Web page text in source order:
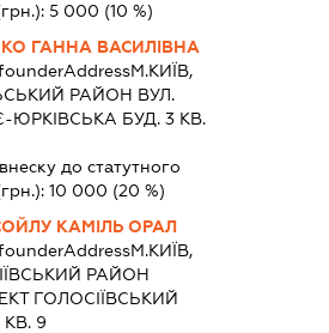
5 000 (10 %)
ГАННА ВАСИЛІВНА
М.КИЇВ,
РАЙОН ВУЛ.
БУД. 3 КВ.
до статутного
10 000 (20 %)
КАМІЛЬ ОРАЛ
М.КИЇВ,
РАЙОН
ГОЛОСІЇВСЬКИЙ
КВ. 9